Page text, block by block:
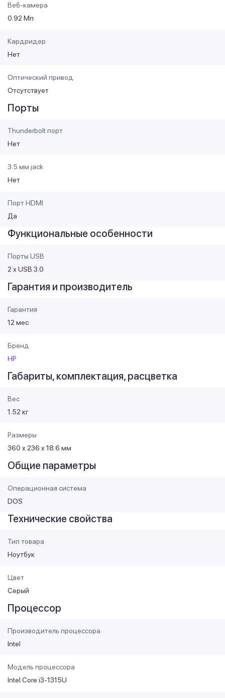
Веб-камера
0.92 Мп
Кардридер
Нет
Оптический привод
Отсутствует
Порты
Thunderbolt порт
Нет
3.5 мм jack
Нет
Порт HDMI
Да
Функциональные особенности
Порты USB
2 х USB 3.0
Гарантия и производитель
Гарантия
12 мес
Бренд
HP
Габариты, комплектация, расцветка
Вес
1.52 кг
Размеры
360 x 236 x 18.6 мм
Общие параметры
Операционная система
DOS
Технические свойства
Тип товара
Ноутбук
Цвет
Серый
Процессор
Производитель процессора
Intel
Модель процессора
Intel Core i3-1315U